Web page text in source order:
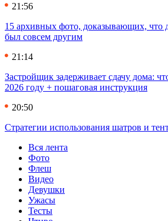
21:56
15 архивных фото, доказывающих, что
был совсем другим
21:14
Застройщик задерживает сдачу дома:
2026 году + пошаговая инструкция
20:50
Стратегии использования шатров и
Вся лента
Фото
Флеш
Видео
Девушки
Ужасы
Тесты